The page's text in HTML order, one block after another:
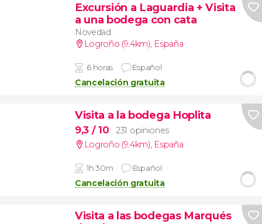
Excursión a Laguardia + Visita
a una bodega con cata
Novedad
Logroño (9.4km), España
6 horas Español
Cancelación gratuita
Visita a la bodega Hoplita
9,3 / 10
231 opiniones
Logroño (9.4km), España
1h 30m Español
Cancelación gratuita
Visita a las bodegas Marqués